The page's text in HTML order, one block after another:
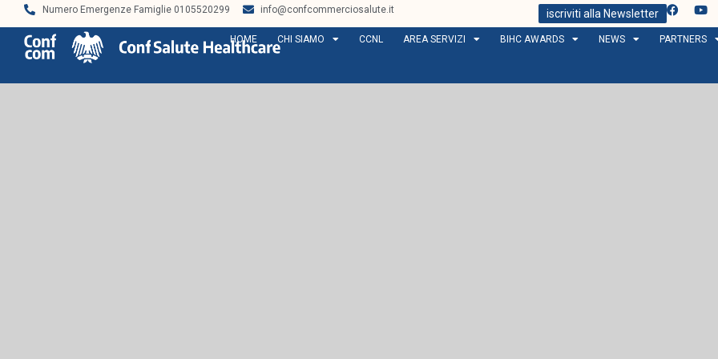
Numero Emergenze Famiglie 0105520299 info@confcommerciosalute.it iscriviti alla Newsletter
HOME CHI SIAMO CCNL AREA SERVIZI BIHC AWARDS NEWS PARTNERS